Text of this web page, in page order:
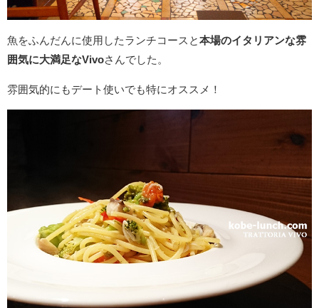
魚をふんだんに使用したランチコースと 本場のイタリアンな雰
囲気に大満足なVivoさんでした。
雰囲気的にもデート使いでも特にオススメ！